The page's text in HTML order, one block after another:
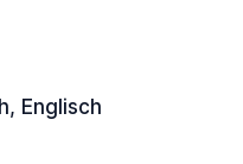
Englisсh